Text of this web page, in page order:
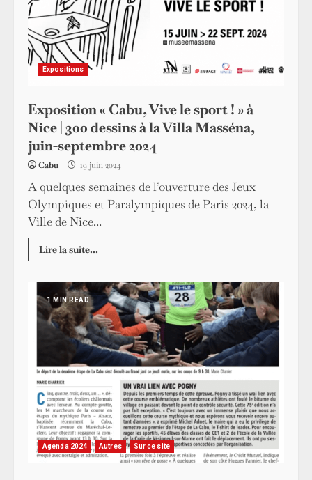
Expositions
Exposition « Cabu, Vive le sport ! » à
Nice | 300 dessins à la Villa Masséna,
juin-septembre 2024
Cabu 19 juin 2024
A quelques semaines de l’ouverture des Jeux
Olympiques et Paralympiques de Paris 2024, la
Ville de Nice...
Lire la suite...
1 MIN READ
Agenda 2024 Autres Sur ce site